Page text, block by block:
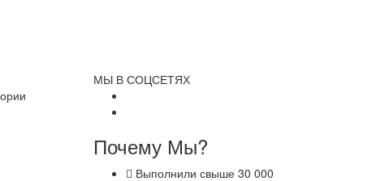
МЫ В СОЦСЕТЯХ
Почему Мы?
Выполнили свыше 30 000